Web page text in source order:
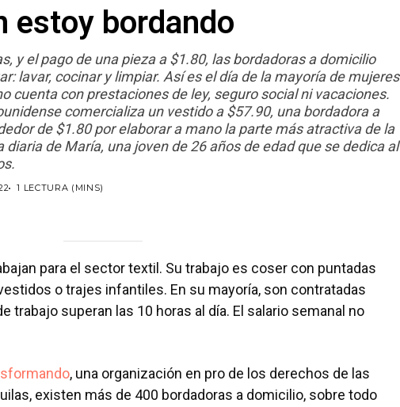
estoy bordando
y el pago de una pieza a $1.80, las bordadoras a domicilio
lavar, cocinar y limpiar. Así es el día de la mayoría de mujeres
cuenta con prestaciones de ley, seguro social ni vacaciones.
comercializa un vestido a $57.90, una bordadora a
de $1.80 por elaborar a mano la parte más atractiva de la
de María, una joven de 26 años de edad que se dedica al
1 LECTURA (MINS)
para el sector textil. Su trabajo es coser con puntadas
o trajes infantiles. En su mayoría, son contratadas
trabajo superan las 10 horas al día. El salario semanal no
, una organización en pro de los derechos de las
existen más de 400 bordadoras a domicilio, sobre todo